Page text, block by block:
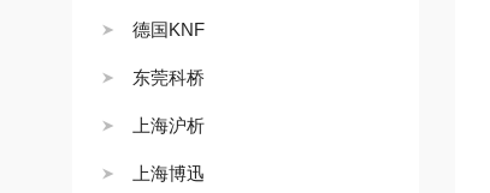
德国KNF
东莞科桥
上海沪析
上海博迅